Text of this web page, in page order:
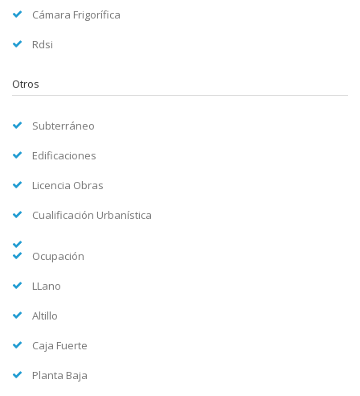
Cámara Frigorífica
Rdsi
Otros
Subterráneo
Edificaciones
Licencia Obras
Cualificación Urbanística
Ocupación
LLano
Altillo
Caja Fuerte
Planta Baja